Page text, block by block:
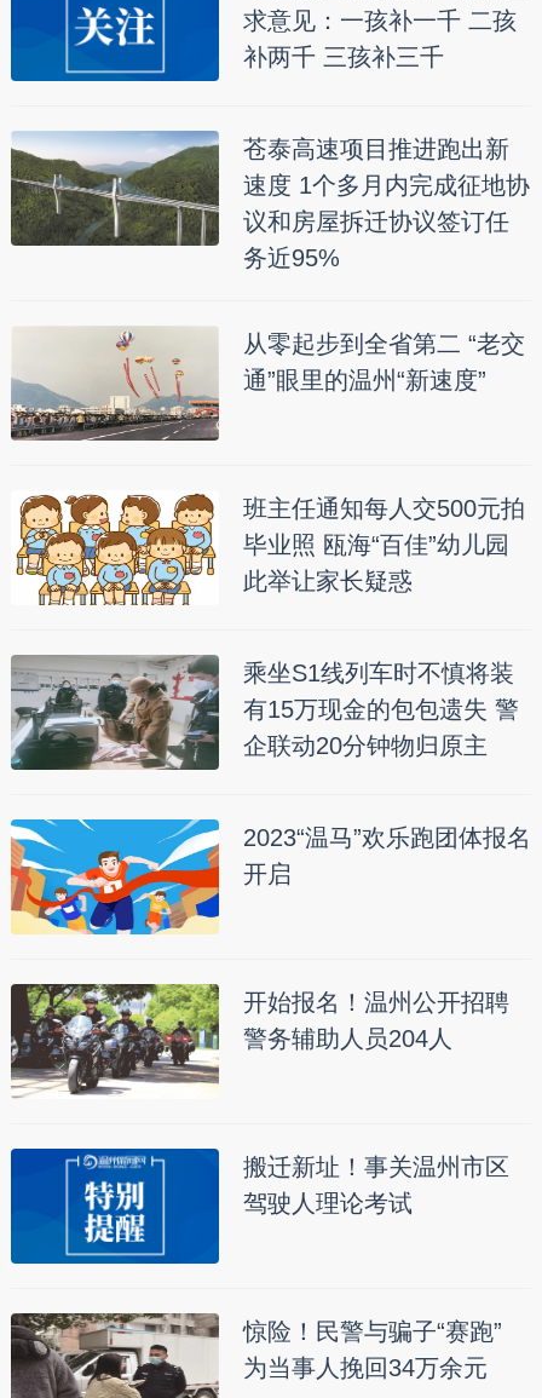
求意见：一孩补一千 二孩
补两千 三孩补三千
苍泰高速项目推进跑出新
速度 1个多月内完成征地协
议和房屋拆迁协议签订任
务近95%
从零起步到全省第二 “老交
通”眼里的温州“新速度”
班主任通知每人交500元拍
毕业照 瓯海“百佳”幼儿园
此举让家长疑惑
乘坐S1线列车时不慎将装
有15万现金的包包遗失 警
企联动20分钟物归原主
2023“温马”欢乐跑团体报名
开启
开始报名！温州公开招聘
警务辅助人员204人
搬迁新址！事关温州市区
驾驶人理论考试
惊险！民警与骗子“赛跑”
为当事人挽回34万余元